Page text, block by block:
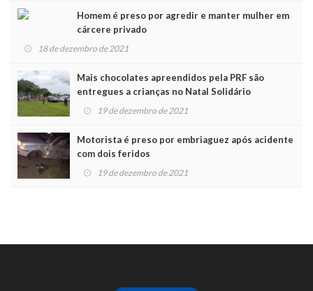
Homem é preso por agredir e manter mulher em
cárcere privado
18 de dezembro de 2021
Mais chocolates apreendidos pela PRF são
entregues a crianças no Natal Solidário
19 de dezembro de 2021
Motorista é preso por embriaguez após acidente
com dois feridos
19 de dezembro de 2021